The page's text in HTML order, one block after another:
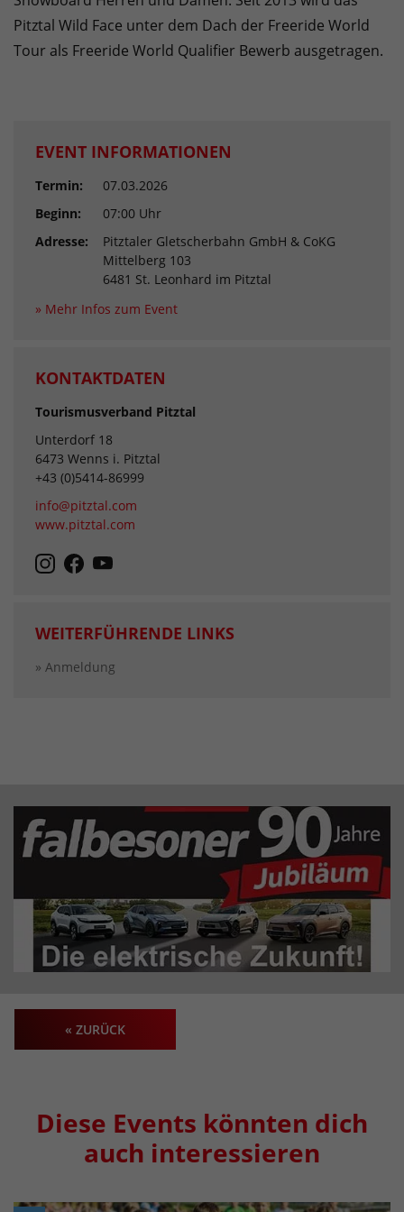
Pitztal Wild Face unter dem Dach der Freeride World
Tour als Freeride World Qualifier Bewerb ausgetragen.
EVENT INFORMATIONEN
Termin:
07.03.2026
Beginn:
07:00 Uhr
Adresse:
Pitztaler Gletscherbahn GmbH & CoKG
Mittelberg 103
6481 St. Leonhard im Pitztal
» Mehr Infos zum Event
KONTAKTDATEN
Tourismusverband Pitztal
Unterdorf 18
6473 Wenns i. Pitztal
+43 (0)5414-86999
info@pitztal.com
www.pitztal.com
WEITERFÜHRENDE LINKS
» Anmeldung
« ZURÜCK
Diese Events könnten dich
auch interessieren